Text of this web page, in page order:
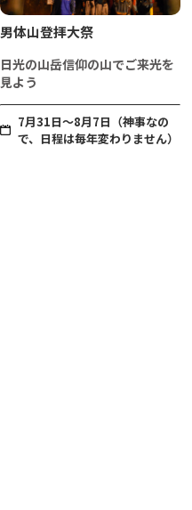
男体山登拝大祭
日光の山岳信仰の山でご来光を
見よう
7月31日～8月7日（神事なの
で、日程は毎年変わりません）